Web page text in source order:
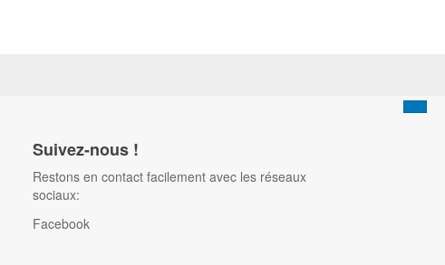
Suivez-nous !
Restons en contact facilement avec les réseaux
sociaux:
Facebook